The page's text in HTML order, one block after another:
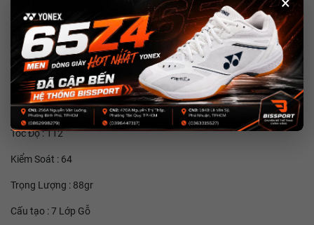
Xoáy Cũng Như Điều Khiển
Cliper Cr Cho Người Chơi Có Cảm Giác Bóng Rất Tốt Và Không Hề
Kén Mút
2. Thông Số Của Cốt Cliper Cr
Loại : Off
Tốc Độ : 112
Kiểm Soát : 64
Trọng Lượng : 88gr
Cấu tạo : 7 Lớp Gỗ